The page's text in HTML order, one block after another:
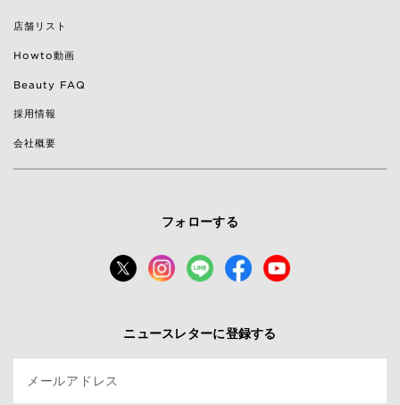
店舗リスト
Howto動画
Beauty FAQ
採用情報
会社概要
フォローする
ニュースレターに登録する
メールアドレス